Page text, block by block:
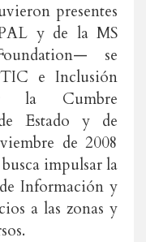
presentes
y de la MS
se
e Inclusión
la Cumbre
Estado y de
de 2008
impulsar la
Información y
a las zonas y